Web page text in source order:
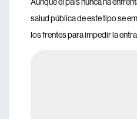
salud pública de este tipo se
los frentes para impedir la